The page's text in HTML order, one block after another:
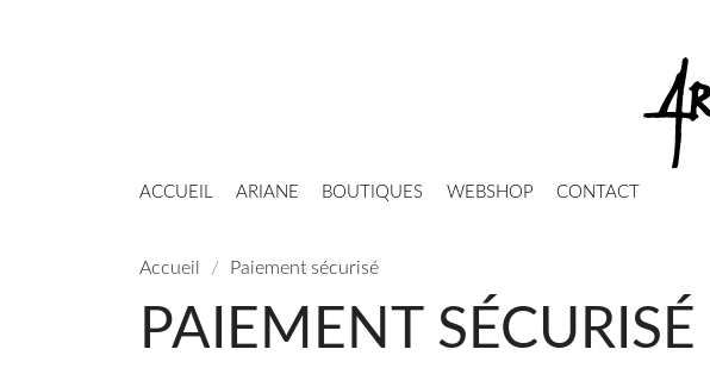
ACCUEIL ARIANE BOUTIQUES WEBSHOP CONTACT
Accueil Paiement sécurisé
PAIEMENT SÉCURISÉ